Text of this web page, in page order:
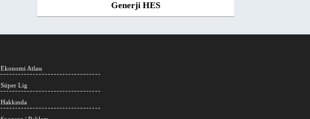
Generji HES
Ekonomi Atlası
Süper Lig
Hakkında